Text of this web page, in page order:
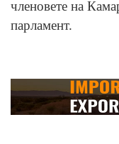
членовете на
парламент.